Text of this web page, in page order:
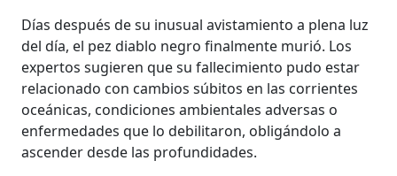
Días después de su inusual avistamiento a plena luz
del día, el pez diablo negro finalmente murió. Los
expertos sugieren que su fallecimiento pudo estar
relacionado con cambios súbitos en las corrientes
oceánicas, condiciones ambientales adversas o
enfermedades que lo debilitaron, obligándolo a
ascender desde las profundidades.